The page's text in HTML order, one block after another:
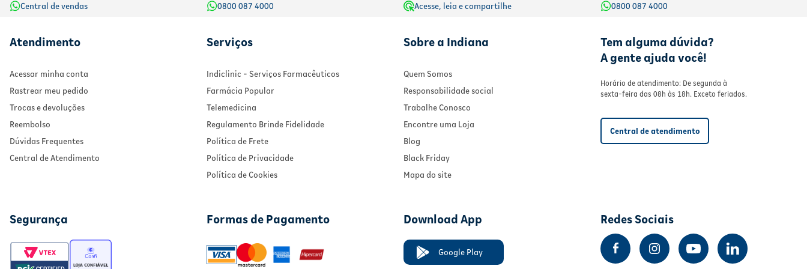
Central de vendas
0800 087 4000
Acesse, leia e compartilhe
0800 087 4000
Atendimento
Acessar minha conta
Rastrear meu pedido
Trocas e devoluções
Reembolso
Dúvidas Frequentes
Central de Atendimento
Serviços
Indiclinic - Serviços Farmacêuticos
Farmácia Popular
Telemedicina
Regulamento Brinde Fidelidade
Política de Frete
Política de Privacidade
Política de Cookies
Sobre a Indiana
Quem Somos
Responsabilidade social
Trabalhe Conosco
Encontre uma Loja
Blog
Black Friday
Mapa do site
Tem alguma dúvida?
A gente ajuda você!
Horário de atendimento: De segunda à
sexta-feira das 08h às 18h. Exceto feriados.
Central de atendimento
Segurança Formas de Pagamento Download App
Google Play
Redes Sociais